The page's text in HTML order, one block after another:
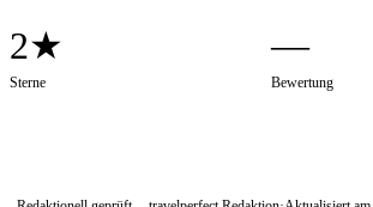
2★
Sterne
—
Bewertung